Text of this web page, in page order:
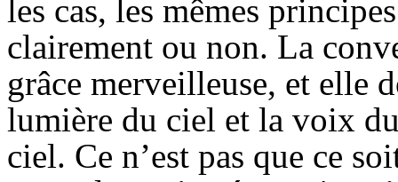
les cas, les mêmes
clairement ou non. La
grâce merveilleuse, et elle
lumière du ciel et la voix
ciel. Ce n’est pas que ce